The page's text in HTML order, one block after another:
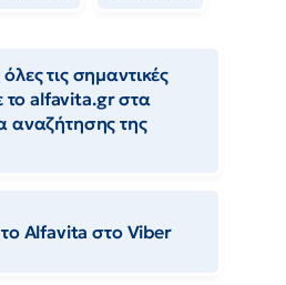
τις σημαντικές
το alfavita.gr στα
αναζήτησης της
Αlfavita στο Viber